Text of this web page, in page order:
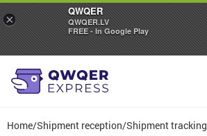
Home/Shipment reception/Shipment tracking
×
QWQER
QWQER.LV
FREE - In Google Play